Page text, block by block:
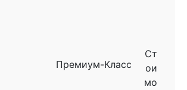
Ст
ои
мо